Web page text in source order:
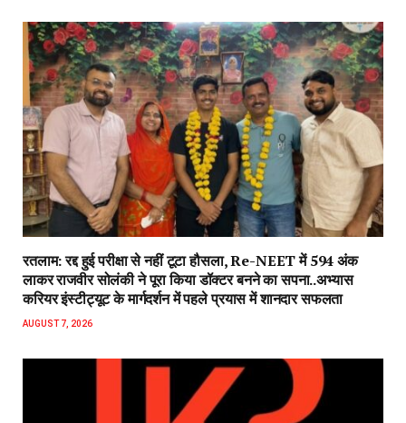
रतलाम: रद्द हुई परीक्षा से नहीं टूटा हौसला, Re-NEET में 594 अंक
लाकर राजवीर सोलंकी ने पूरा किया डॉक्टर बनने का सपना..अभ्यास
करियर इंस्टीट्यूट के मार्गदर्शन में पहले प्रयास में शानदार सफलता
AUGUST 7, 2026